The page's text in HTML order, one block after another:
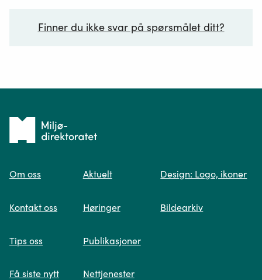
Finner du ikke svar på spørsmålet ditt?
Spør oss
søk og viser deg vår mest relevante
Tilbake
forsiden
Om oss
Kontakt oss
Tips oss
Få siste nytt
Aktuelt
Høringer
Publikasjoner
Nettjenester
Design: Logo, ikoner
Bildearkiv